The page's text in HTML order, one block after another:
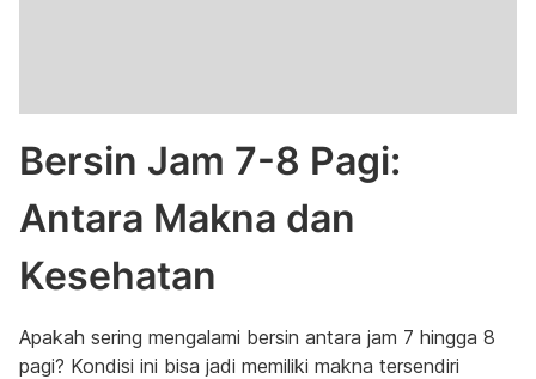
Bersin Jam 7-8 Pagi:
Antara Makna dan
Kesehatan
Apakah sering mengalami bersin antara jam 7 hingga 8
pagi? Kondisi ini bisa jadi memiliki makna tersendiri